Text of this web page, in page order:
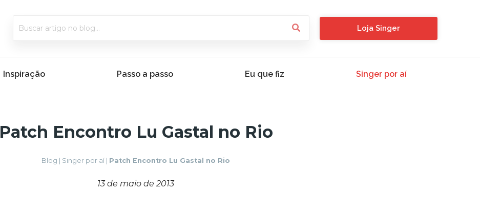
Loja Singer
Inspiração Passo a passo Eu que fiz Singer por aí
Patch Encontro Lu Gastal no Rio
Blog | Singer por aí | Patch Encontro Lu Gastal no Rio
13 de maio de 2013